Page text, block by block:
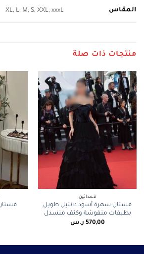
المقاس XL, L, M, S, XXL, xxxL
منتجات ذات صلة
فساتين
فستان سهرة أسود دانتيل طويل
بطبقات منفوشة وكتف منسدل
570,00 ر.س